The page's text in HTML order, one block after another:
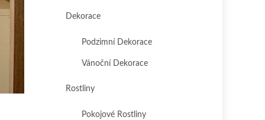
Dekorace
Podzimní Dekorace
Vánoční Dekorace
Rostliny
Pokojové Rostliny